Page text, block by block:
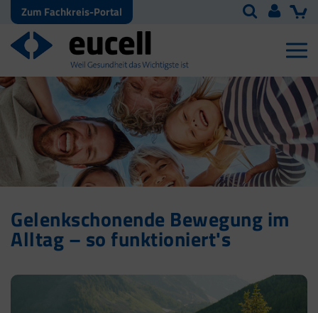
Zum Fachkreis-Portal
Gelenkschonende Bewegung im
Alltag – so funktioniert's